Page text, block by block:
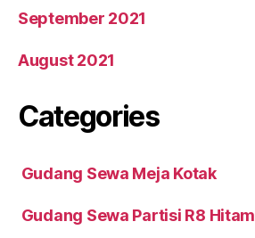
September 2021
August 2021
Categories
Gudang Sewa Meja Kotak
Gudang Sewa Partisi R8 Hitam